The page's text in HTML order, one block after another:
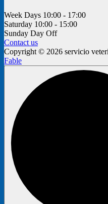
Week Days 10:00 - 17:00
Saturday 10:00 - 15:00
Sunday Day Off
Contact us
Copyright © 2026 servicio
Fable